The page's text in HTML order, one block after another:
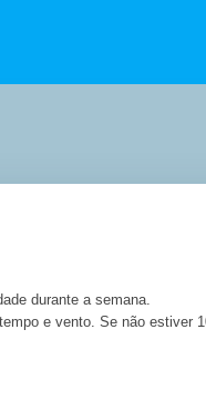
durante a semana.
e vento. Se não estiver